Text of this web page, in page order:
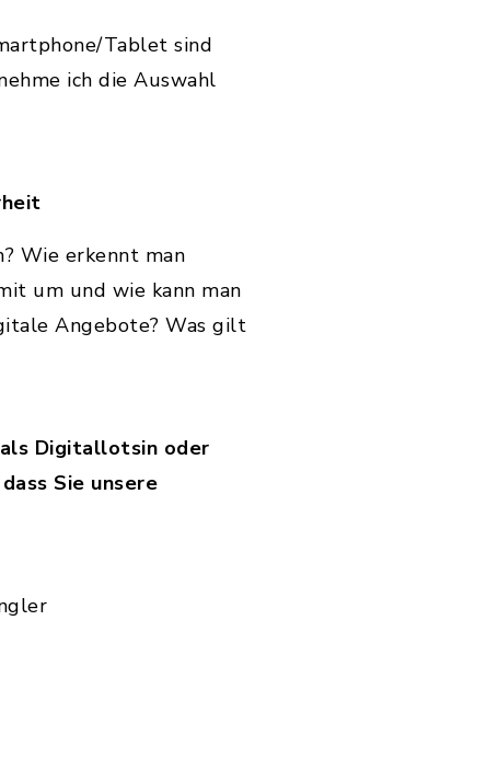
Tablet sind
ich die Auswahl
Wie erkennt man
um und wie kann man
Angebote? Was gilt
Digitallotsin oder
Sie unsere